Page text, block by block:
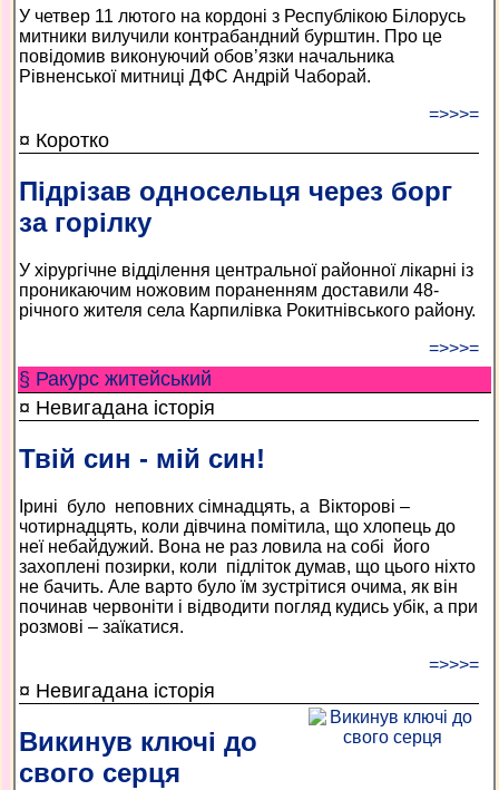
У четвер 11 лютого на кордоні з Республікою Білорусь
митники вилучили контрабандний бурштин. Про це
повідомив виконуючий обов’язки начальника
Рівненської митниці ДФС Андрій Чаборай.
=>>>=
¤ Коротко
Підрізав односельця через борг
за горілку
У хірургічне відділення центральної районної лікарні із
проникаючим ножовим пораненням доставили 48-
річного жителя села Карпилівка Рокитнівського району.
=>>>=
§ Ракурс житейський
¤ Невигадана історія
Твій син - мій син!
Ірині було неповних сімнадцять, а Вікторові –
чотирнадцять, коли дівчина помітила, що хлопець до
неї небайдужий. Вона не раз ловила на собі його
захоплені позирки, коли підліток думав, що цього ніхто
не бачить. Але варто було їм зустрітися очима, як він
починав червоніти і відводити погляд кудись убік, а при
розмові – заїкатися.
=>>>=
¤ Невигадана історія
Викинув ключі до
свого серця